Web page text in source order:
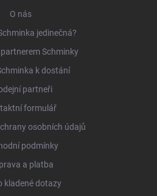
O nás
jedinečná?
Schminky
k dostání
partneři
formulář
osobních údajů
podmínky
a platba
kladené dotazy